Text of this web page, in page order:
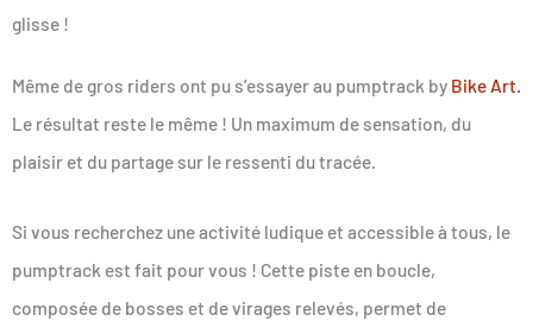
glisse !
Même de gros riders ont pu s’essayer au pumptrack by Bike Art.
Le résultat reste le même ! Un maximum de sensation, du
plaisir et du partage sur le ressenti du tracée.
Si vous recherchez une activité ludique et accessible à tous, le
pumptrack est fait pour vous ! Cette piste en boucle,
composée de bosses et de virages relevés, permet de